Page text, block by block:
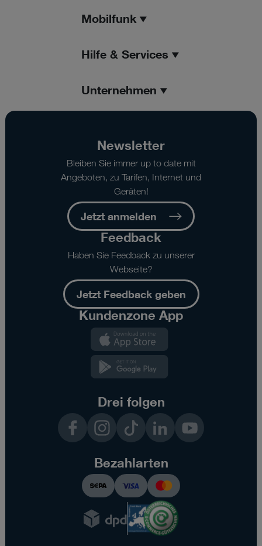
Mobilfunk
Hilfe & Services
Unternehmen
Newsletter
Bleiben Sie immer up to date mit
Angeboten, zu Tarifen, Internet und
Geräten!
Jetzt anmelden
Feedback
Haben Sie Feedback zu unserer
Webseite?
Jetzt Feedback geben
Kundenzone App
Drei folgen
InstagramTikTok LinkedInYouTube
Bezahlarten